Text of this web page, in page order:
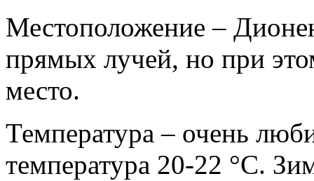
Местоположение –
прямых лучей, но при
место.
Температура – очень
температура 20-22 °С.